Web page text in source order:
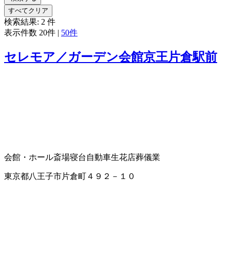
すべてクリア
検索結果: 2 件
表示件数 20件 | 50件
セレモア／ガーデン会館京王片倉駅前
会館・ホール斎場寝台自動車生花店葬儀業
東京都八王子市片倉町４９２－１０